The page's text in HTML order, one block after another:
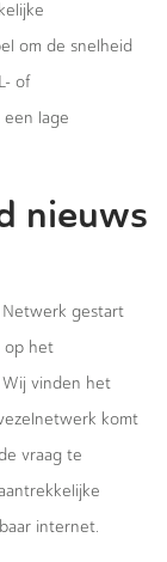
om de snelheid
of
lage
nieuws
Netwerk gestart
op het
vinden het
komt
vraag te
internet.